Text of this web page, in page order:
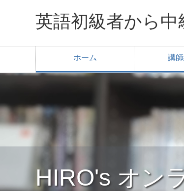
英語初級者から
ホーム 講
HIRO's オン